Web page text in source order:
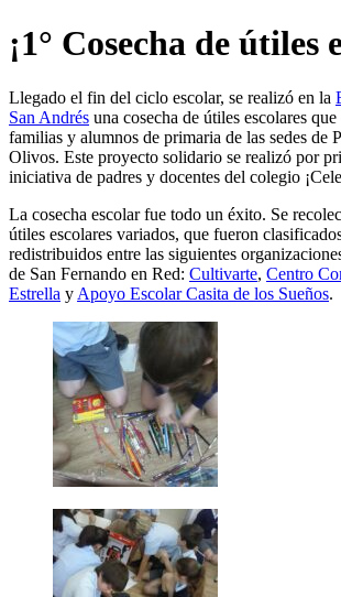
¡1° Cosecha de útiles
Llegado el fin del ciclo escolar, se realizó en la
San Andrés una cosecha de útiles escolares
familias y alumnos de primaria de las sedes de
Olivos. Este proyecto solidario se realizó por
iniciativa de padres y docentes del colegio
La cosecha escolar fue todo un éxito. Se
útiles escolares variados, que fueron
redistribuidos entre las siguientes
de San Fernando en Red: Cultivarte, Centro
Estrella y Apoyo Escolar Casita de los Sueños.